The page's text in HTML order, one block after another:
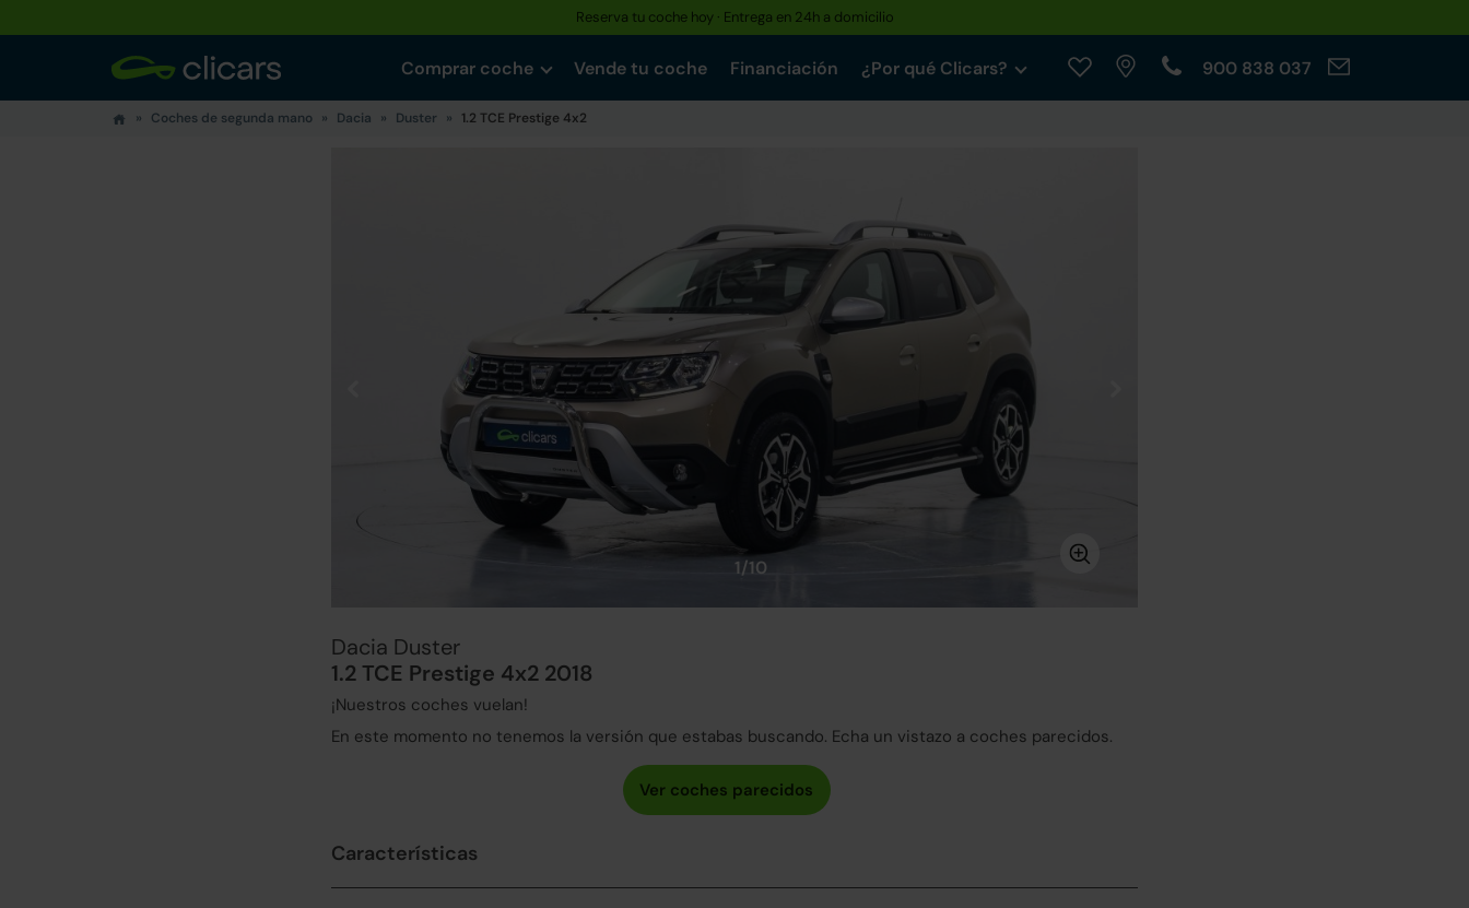
Reserva tu coche hoy · Entrega en 24h a domicilio
Comprar coche Vende tu coche Financiación ¿Por qué Clicars? 900 838 037
Coches de segunda mano Dacia Duster 1.2 TCE Prestige 4x2
1/10
Dacia Duster
1.2 TCE Prestige 4x2 2018
¡Nuestros coches vuelan!
En este momento no tenemos la versión que estabas buscando. Echa un vistazo a coches parecidos.
Características